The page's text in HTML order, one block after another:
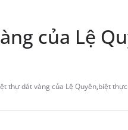
của Lệ
thự dát vàng của Lệ Quyên,biệt